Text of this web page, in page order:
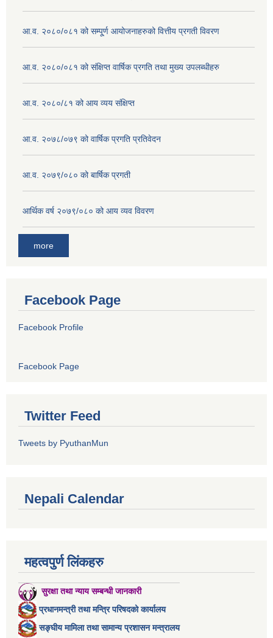
आ.व. २०८०/०८१ को सम्पू्र्ण आयोजनाहरुको वित्तीय प्रगती विवरण
आ.व. २०८०/०८१ को संक्षिप्त वार्षिक प्रगति तथा मुख्य उपलब्धीहरु
आ.व. २०८०/८१ को आय व्यय संक्षिप्त
आ.व. २०७८/०७९ को वार्षिक प्रगति प्रतिवेदन
आ.व. २०७९/०८० को बार्षिक प्रगती
आर्थिक वर्ष २०७९/०८० को आय व्यव विवरण
more
Facebook Page
Facebook Profile
Facebook Page
Twitter Feed
Tweets by PyuthanMun
Nepali Calendar
महत्वपुर्ण लिंकहरु
सुरक्षा तथा न्याय सम्बन्धी जानकारी
प्रधानमन्त्री तथा मन्त्रि परिषदको कार्यालय
सङ्घीय मामिला तथा सामान्य प्रशासन मन्त्रालय